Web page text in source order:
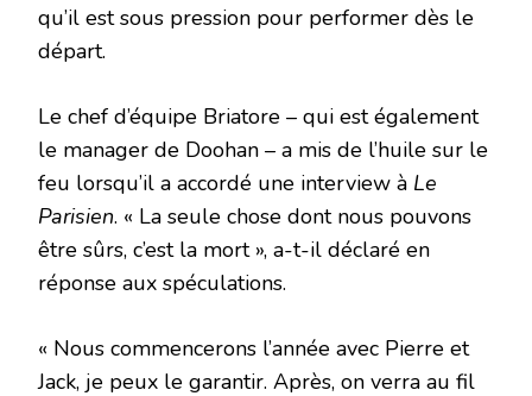
qu’il est sous pression pour performer dès le
départ.
Le chef d’équipe Briatore – qui est également
le manager de Doohan – a mis de l’huile sur le
feu lorsqu’il a accordé une interview à Le
Parisien. « La seule chose dont nous pouvons
être sûrs, c’est la mort », a-t-il déclaré en
réponse aux spéculations.
« Nous commencerons l’année avec Pierre et
Jack, je peux le garantir. Après, on verra au fil